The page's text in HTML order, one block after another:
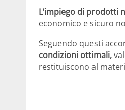
L’impiego di prodotti
economico e sicuro
Seguendo questi
condizioni ottimali,
restituiscono al